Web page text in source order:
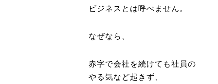
ビジネスとは呼べません。
なぜなら、
赤字で会社を続けても社員の
やる気など起きず、